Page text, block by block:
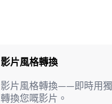
影片風格轉換
影片風格轉換——即時用
轉換您嘅影片。